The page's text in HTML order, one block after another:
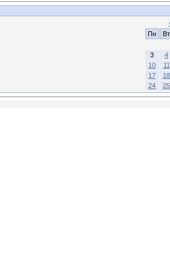
Пн
Вт
3
4
10
11
17
18
24
25